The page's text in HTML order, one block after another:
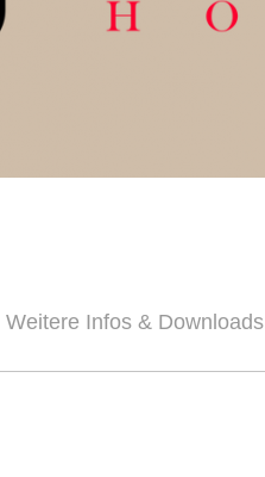
Weitere Infos & Downloads